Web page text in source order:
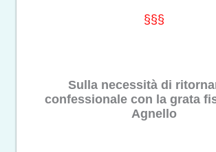
§§§
Sulla necessità di
confessionale con la grata
Agnello